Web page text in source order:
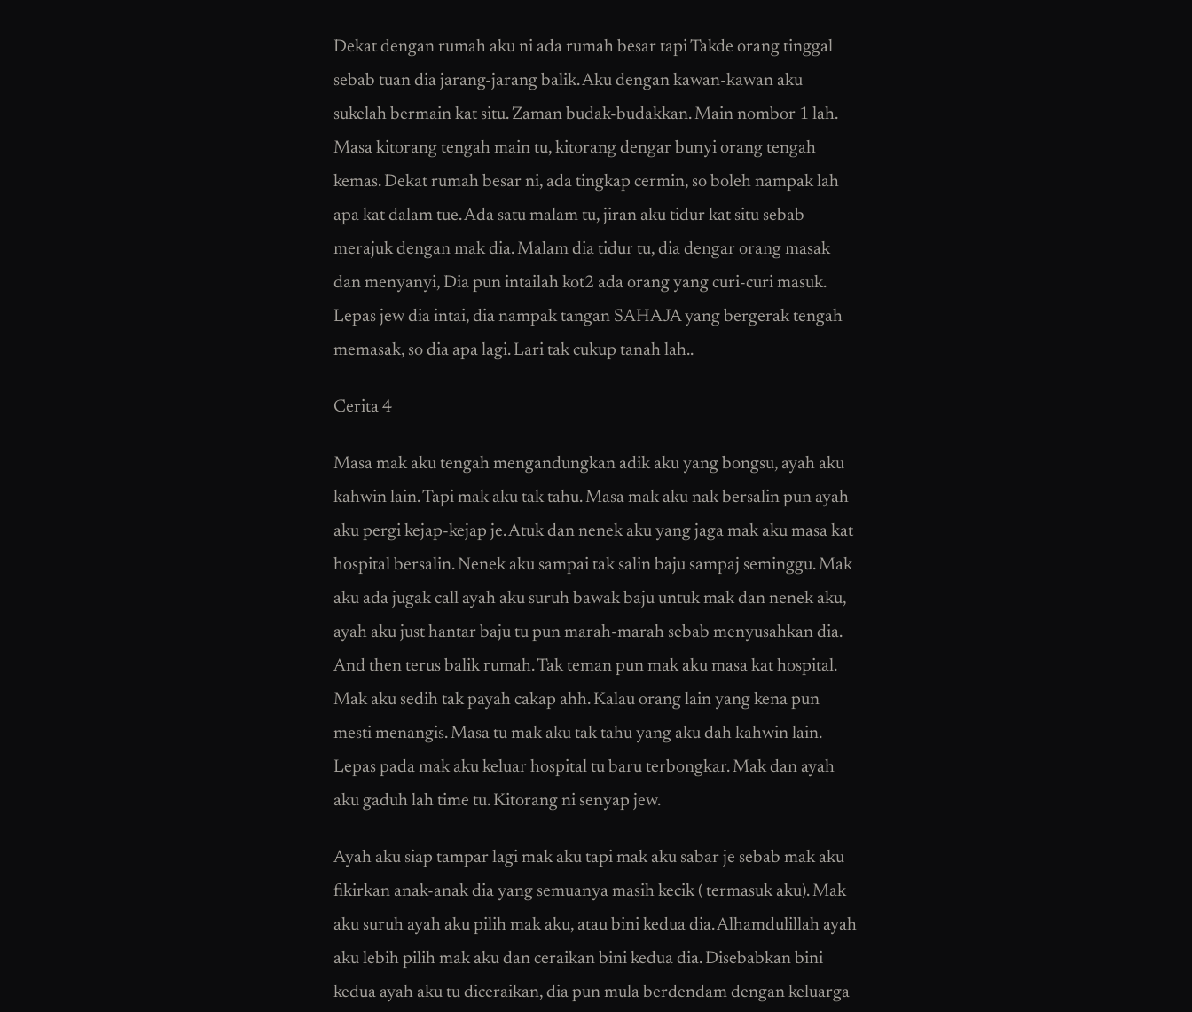
Dekat dengan rumah aku ni ada rumah besar tapi Takde orang tinggal
sebab tuan dia jarang-jarang balik. Aku dengan kawan-kawan aku
sukelah bermain kat situ. Zaman budak-budakkan. Main nombor 1 lah.
Masa kitorang tengah main tu, kitorang dengar bunyi orang tengah
kemas. Dekat rumah besar ni, ada tingkap cermin, so boleh nampak lah
apa kat dalam tue. Ada satu malam tu, jiran aku tidur kat situ sebab
merajuk dengan mak dia. Malam dia tidur tu, dia dengar orang masak
dan menyanyi, Dia pun intailah kot2 ada orang yang curi-curi masuk.
Lepas jew dia intai, dia nampak tangan SAHAJA yang bergerak tengah
memasak, so dia apa lagi. Lari tak cukup tanah lah..
Cerita 4
Masa mak aku tengah mengandungkan adik aku yang bongsu, ayah aku
kahwin lain. Tapi mak aku tak tahu. Masa mak aku nak bersalin pun ayah
aku pergi kejap-kejap je. Atuk dan nenek aku yang jaga mak aku masa kat
hospital bersalin. Nenek aku sampai tak salin baju sampaj seminggu. Mak
aku ada jugak call ayah aku suruh bawak baju untuk mak dan nenek aku,
ayah aku just hantar baju tu pun marah-marah sebab menyusahkan dia.
And then terus balik rumah. Tak teman pun mak aku masa kat hospital.
Mak aku sedih tak payah cakap ahh. Kalau orang lain yang kena pun
mesti menangis. Masa tu mak aku tak tahu yang aku dah kahwin lain.
Lepas pada mak aku keluar hospital tu baru terbongkar. Mak dan ayah
aku gaduh lah time tu. Kitorang ni senyap jew.
Ayah aku siap tampar lagi mak aku tapi mak aku sabar je sebab mak aku
fikirkan anak-anak dia yang semuanya masih kecik ( termasuk aku). Mak
aku suruh ayah aku pilih mak aku, atau bini kedua dia. Alhamdulillah ayah
aku lebih pilih mak aku dan ceraikan bini kedua dia. Disebabkan bini
kedua ayah aku tu diceraikan, dia pun mula berdendam dengan keluarga